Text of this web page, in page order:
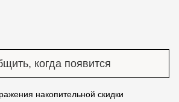
когда появится
накопительной скидки